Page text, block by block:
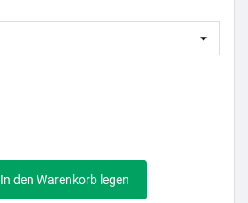
In den Warenkorb legen